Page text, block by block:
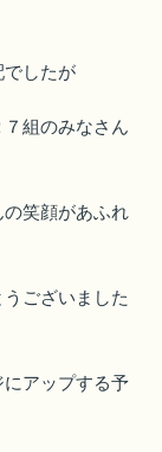
したが
組のみなさん
笑顔があふれ
ございました
アップする予